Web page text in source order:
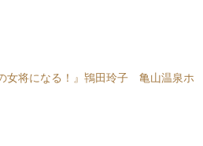
女将になる！』鴇田玲子 亀山温泉ホ